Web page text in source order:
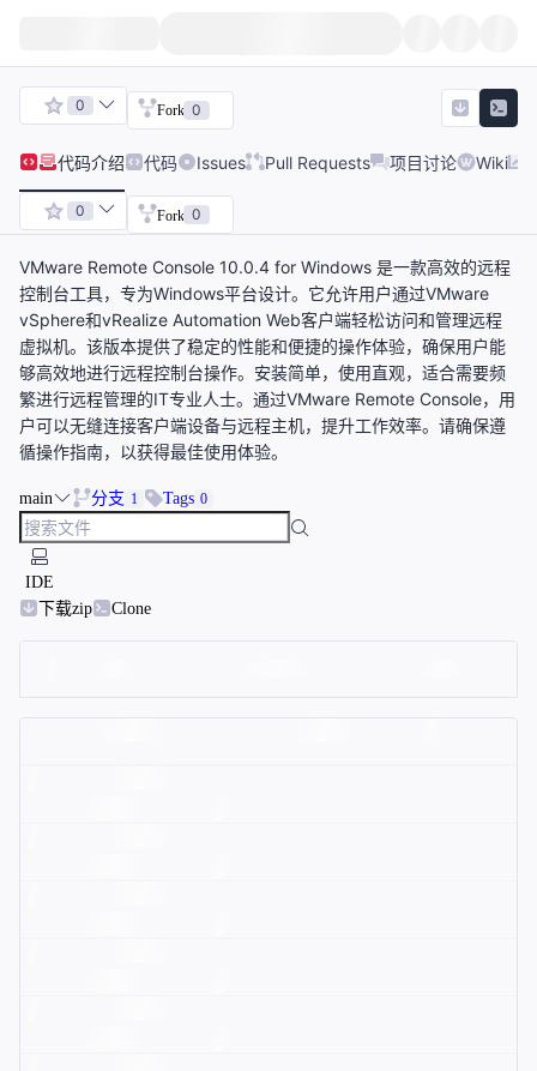
0 Fork 0
代码介绍 代码 Issues Pull Requests 项目讨论 Wiki
0 Fork 0
VMware Remote Console 10.0.4 for Windows 是一款高效的远程
控制台工具，专为Windows平台设计。它允许用户通过VMware
vSphere和vRealize Automation Web客户端轻松访问和管理远程
虚拟机。该版本提供了稳定的性能和便捷的操作体验，确保用户能
够高效地进行远程控制台操作。安装简单，使用直观，适合需要频
繁进行远程管理的IT专业人士。通过VMware Remote Console，用
户可以无缝连接客户端设备与远程主机，提升工作效率。请确保遵
循操作指南，以获得最佳使用体验。
main 分支 1 Tags 0
IDE
下载zip
Clone